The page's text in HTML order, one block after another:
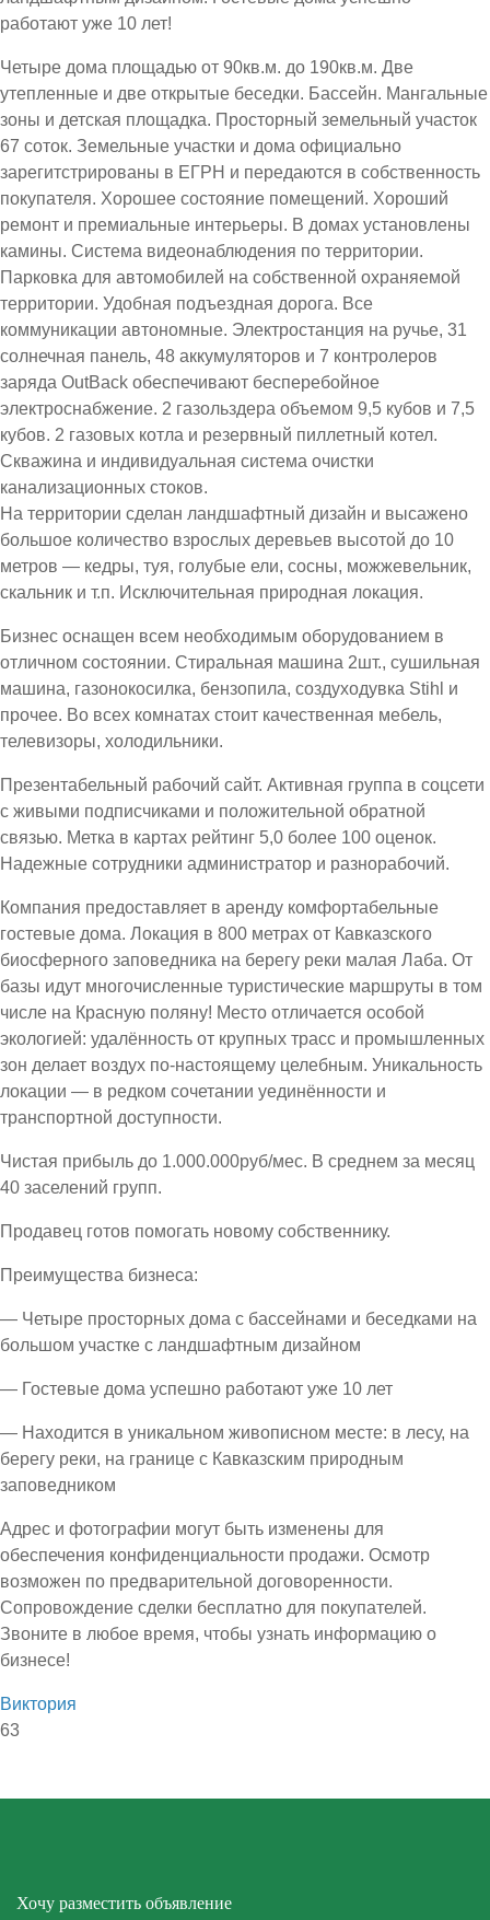
работают уже 10 лет!
Четыре дома площадью от 90кв.м. до 190кв.м. Две
утепленные и две открытые беседки. Бассейн. Мангальные
зоны и детская площадка. Просторный земельный участок
67 соток. Земельные участки и дома официально
зарегитстрированы в ЕГРН и передаются в собственность
покупателя. Хорошее состояние помещений. Хороший
ремонт и премиальные интерьеры. В домах установлены
камины. Система видеонаблюдения по территории.
Парковка для автомобилей на собственной охраняемой
территории. Удобная подъездная дорога. Все
коммуникации автономные. Электростанция на ручье, 31
солнечная панель, 48 аккумуляторов и 7 контролеров
заряда OutBack обеспечивают бесперебойное
электроснабжение. 2 газольздера объемом 9,5 кубов и 7,5
кубов. 2 газовых котла и резервный пиллетный котел.
Скважина и индивидуальная система очистки
канализационных стоков.
На территории сделан ландшафтный дизайн и высажено
большое количество взрослых деревьев высотой до 10
метров — кедры, туя, голубые ели, сосны, можжевельник,
скальник и т.п. Исключительная природная локация.
Бизнес оснащен всем необходимым оборудованием в
отличном состоянии. Стиральная машина 2шт., сушильная
машина, газонокосилка, бензопила, создуходувка Stihl и
прочее. Во всех комнатах стоит качественная мебель,
телевизоры, холодильники.
Презентабельный рабочий сайт. Активная группа в соцсети
с живыми подписчиками и положительной обратной
связью. Метка в картах рейтинг 5,0 более 100 оценок.
Надежные сотрудники администратор и разнорабочий.
Компания предоставляет в аренду комфортабельные
гостевые дома. Локация в 800 метрах от Кавказского
биосферного заповедника на берегу реки малая Лаба. От
базы идут многочисленные туристические маршруты в том
числе на Красную поляну! Место отличается особой
экологией: удалённость от крупных трасс и промышленных
зон делает воздух по-настоящему целебным. Уникальность
локации — в редком сочетании уединённости и
транспортной доступности.
Чистая прибыль до 1.000.000руб/мес. В среднем за месяц
40 заселений групп.
Продавец готов помогать новому собственнику.
Преимущества бизнеса:
— Четыре просторных дома с бассейнами и беседками на
большом участке с ландшафтным дизайном
— Гостевые дома успешно работают уже 10 лет
— Находится в уникальном живописном месте: в лесу, на
берегу реки, на границе с Кавказским природным
заповедником
Адрес и фотографии могут быть изменены для
обеспечения конфиденциальности продажи. Осмотр
возможен по предварительной договоренности.
Сопровождение сделки бесплатно для покупателей.
Звоните в любое время, чтобы узнать информацию о
бизнесе!
Виктория
63
Хочу разместить объявление